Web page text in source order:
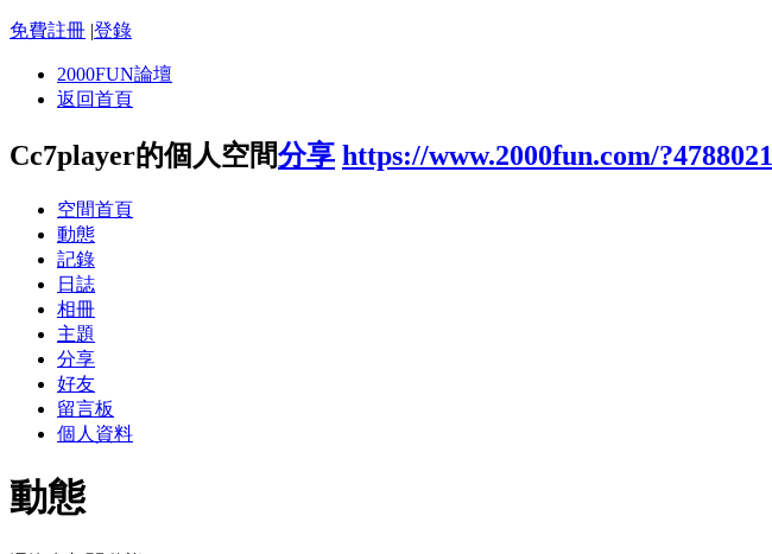
免費註冊 |登錄
2000FUN論壇
返回首頁
Cc7player的個人空間分享 https://www.2000fun.com/?4788021
空間首頁
動態
記錄
日誌
相冊
主題
分享
好友
留言板
個人資料
動態